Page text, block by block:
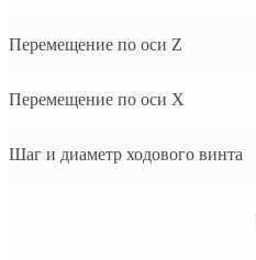
Перемещение по оси Z
Перемещение по оси X
Шаг и диаметр ходового винта